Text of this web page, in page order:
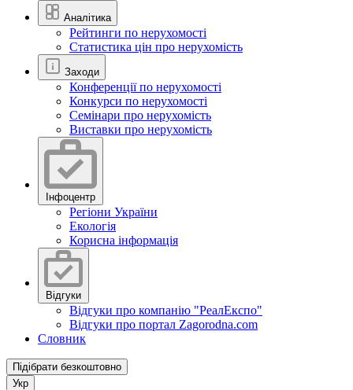
Аналітика
Рейтинги по нерухомості
Статистика цін про нерухомість
Заходи
Конференції по нерухомості
Конкурси по нерухомості
Семінари про нерухомість
Виставки про нерухомість
Інфоцентр
Регіони України
Екологія
Корисна інформація
Відгуки
Відгуки про компанію "РеалЕкспо"
Відгуки про портал Zagorodna.com
Словник
Підібрати безкоштовно
Укр